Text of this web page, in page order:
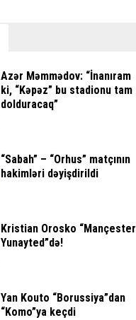
Azər Məmmədov: “İnanıram
ki, “Kəpəz” bu stadionu tam
dolduracaq”
“Sabah” – “Orhus” matçının
hakimləri dəyişdirildi
Kristian Orosko “Mançester
Yunayted”də!
Yan Kouto “Borussiya”dan
“Komo”ya keçdi